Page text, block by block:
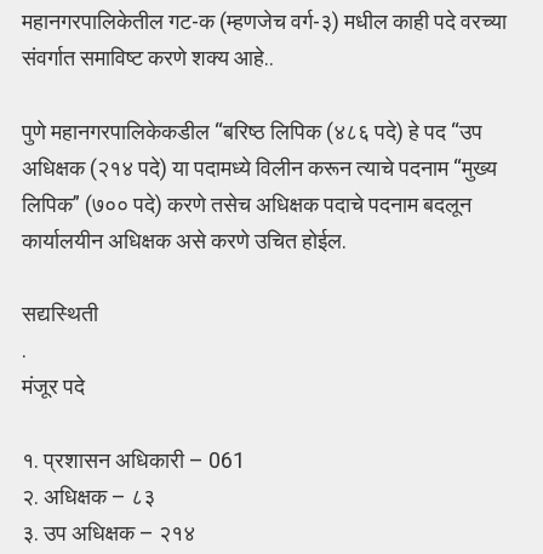
महानगरपालिकेतील गट-क (म्हणजेच वर्ग-३) मधील काही पदे वरच्या
संवर्गात समाविष्ट करणे शक्य आहे..
पुणे महानगरपालिकेकडील “बरिष्ठ लिपिक (४८६ पदे) हे पद “उप
अधिक्षक (२१४ पदे) या पदामध्ये विलीन करून त्याचे पदनाम “मुख्य
लिपिक” (७०० पदे) करणे तसेच अधिक्षक पदाचे पदनाम बदलून
कार्यालयीन अधिक्षक असे करणे उचित होईल.
सद्यस्थिती
.
मंजूर पदे
१. प्रशासन अधिकारी – 061
२. अधिक्षक – ८३
३. उप अधिक्षक – २१४